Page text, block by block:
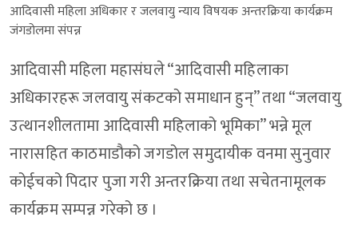
आदिवासी महिला अधिकार र जलवायु न्याय विषयक अन्तरक्रिया कार्यक्रम
जंगडोलमा संपन्न
आदिवासी महिला महासंघले “आदिवासी महिलाका
अधिकारहरू जलवायु संकटको समाधान हुन्” तथा “जलवायु
उत्थानशीलतामा आदिवासी महिलाको भूमिका” भन्ने मूल
नारासहित काठमाडौको जगडोल समुदायीक वनमा सुनुवार
कोईचको पिदार पुजा गरी अन्तरक्रिया तथा सचेतनामूलक
कार्यक्रम सम्पन्न गरेको छ ।